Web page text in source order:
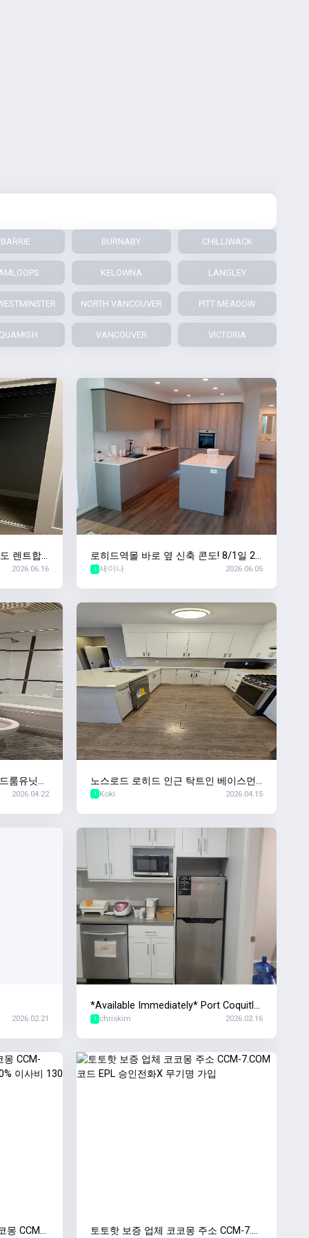
BARRIE BURNABY CHILLIWACK
KELOWNA LANGLEY
NORTH VANCOUVER PITT MEADOW
VANCOUVER VICTORIA
렌트합
2026.06.16
로히드역몰 바로 옆 신축 콘도! 8/1일 2
베드 + 2베스 + 1덴 입주자 찾습니다!
1 새이나 2026.06.05
룸유닛
2026.04.22
노스로드 로히드 인근 탁트인 베이스먼
트 방2/욕실1
1 Koki 2026.04.15
2026.02.21
*Available Immediately* Port Coquitla
m Fremont Village 오피스 공간 서브리
1 chriskim 2026.02.16
몽 CCM- 토토핫 보증 업체 코코몽 주소 CCM-7.C